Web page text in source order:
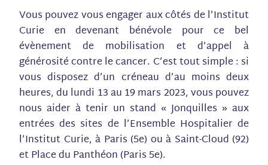
Vous pouvez vous engager aux côtés de l’Institut
Curie en devenant bénévole pour ce bel
évènement de mobilisation et d’appel à
générosité contre le cancer. C’est tout simple : si
vous disposez d’un créneau d’au moins deux
heures, du lundi 13 au 19 mars 2023, vous pouvez
nous aider à tenir un stand « Jonquilles » aux
entrées des sites de l’Ensemble Hospitalier de
l’Institut Curie, à Paris (5e) ou à Saint-Cloud (92)
et Place du Panthéon (Paris 5e).